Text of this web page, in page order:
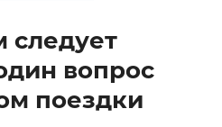
вопрос
поездки